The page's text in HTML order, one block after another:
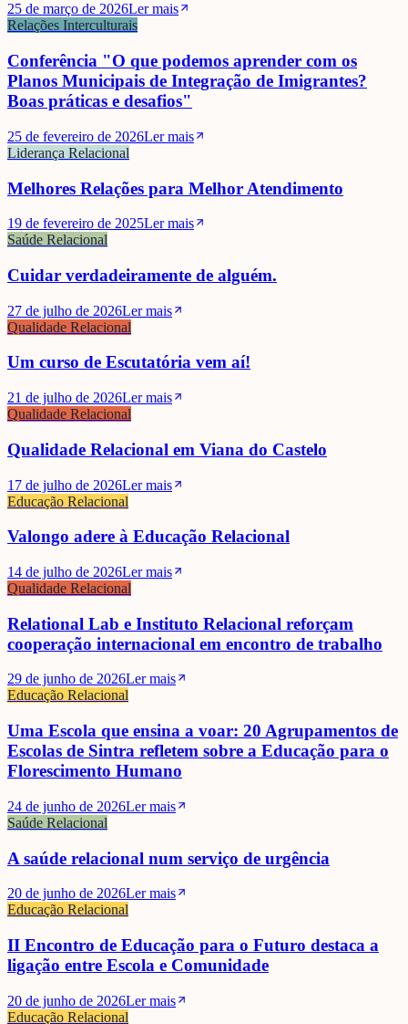
25 de março de 2026Ler mais
Relações Interculturais
Conferência "O que podemos aprender com os
Planos Municipais de Integração de Imigrantes?
Boas práticas e desafios"
25 de fevereiro de 2026Ler mais
Liderança Relacional
Melhores Relações para Melhor Atendimento
19 de fevereiro de 2025Ler mais
Saúde Relacional
Cuidar verdadeiramente de alguém.
27 de julho de 2026Ler mais
Qualidade Relacional
Um curso de Escutatória vem aí!
21 de julho de 2026Ler mais
Qualidade Relacional
Qualidade Relacional em Viana do Castelo
17 de julho de 2026Ler mais
Educação Relacional
Valongo adere à Educação Relacional
14 de julho de 2026Ler mais
Qualidade Relacional
Relational Lab e Instituto Relacional reforçam
cooperação internacional em encontro de trabalho
29 de junho de 2026Ler mais
Educação Relacional
Uma Escola que ensina a voar: 20 Agrupamentos de
Escolas de Sintra refletem sobre a Educação para o
Florescimento Humano
24 de junho de 2026Ler mais
Saúde Relacional
A saúde relacional num serviço de urgência
20 de junho de 2026Ler mais
Educação Relacional
II Encontro de Educação para o Futuro destaca a
ligação entre Escola e Comunidade
20 de junho de 2026Ler mais
Educação Relacional